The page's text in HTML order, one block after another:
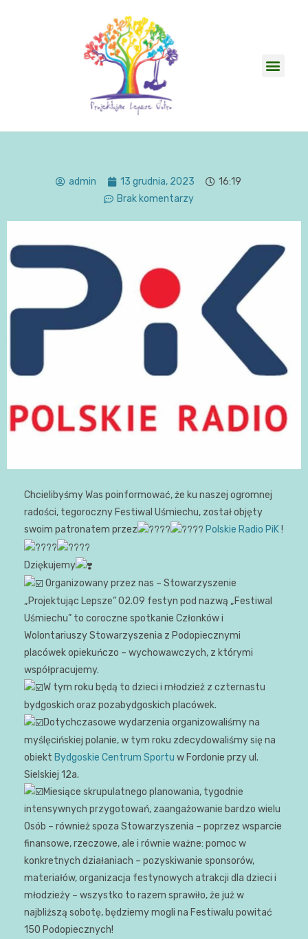
admin 13 grudnia, 2023
16:19
Brak komentarzy
Chcielibyśmy Was poinformować, że ku naszej ogromnej
radości, tegoroczny Festiwal Uśmiechu, został objęty
swoim patronatem przez
Polskie Radio PiK!
Dziękujemy
Organizowany przez nas – Stowarzyszenie
„Projektując Lepsze” 02.09 festyn pod nazwą „Festiwal
Uśmiechu” to coroczne spotkanie Członków i
Wolontariuszy Stowarzyszenia z Podopiecznymi
placówek opiekuńczo – wychowawczych, z którymi
współpracujemy.
W tym roku będą to dzieci i młodzież z czternastu
bydgoskich oraz pozabydgoskich placówek.
Dotychczasowe wydarzenia organizowaliśmy na
myślęcińskiej polanie, w tym roku zdecydowaliśmy się na
obiekt Bydgoskie Centrum Sportu w Fordonie przy ul.
Sielskiej 12a.
Miesiące skrupulatnego planowania, tygodnie
intensywnych przygotowań, zaangażowanie bardzo wielu
Osób – również spoza Stowarzyszenia – poprzez wsparcie
finansowe, rzeczowe, ale i równie ważne: pomoc w
konkretnych działaniach – pozyskiwanie sponsorów,
materiałów, organizacja festynowych atrakcji dla dzieci i
młodzieży – wszystko to razem sprawiło, że już w
najbliższą sobotę, będziemy mogli na Festiwalu powitać
150 Podopiecznych!